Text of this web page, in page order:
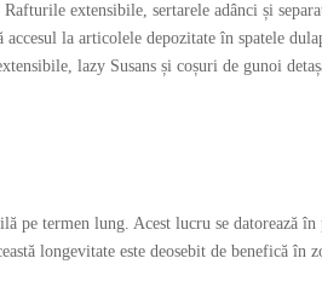
extensibile, sertarele adânci și
la articolele depozitate în spatele
lazy Susans și coșuri de gunoi
pe termen lung. Acest lucru se
longevitate este deosebit de benefică în